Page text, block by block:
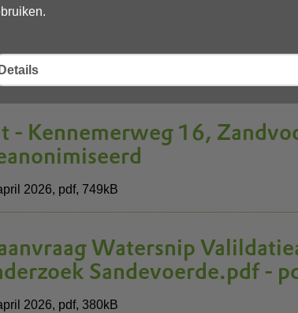
Details
besluit-
2026,
- Kennemerweg 16,
2026, pdf, 749kB
Watersnip
Sandevoerde.pdf -
2026, pdf, 380kB